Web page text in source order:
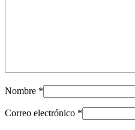
Nombre *
Correo electrónico *